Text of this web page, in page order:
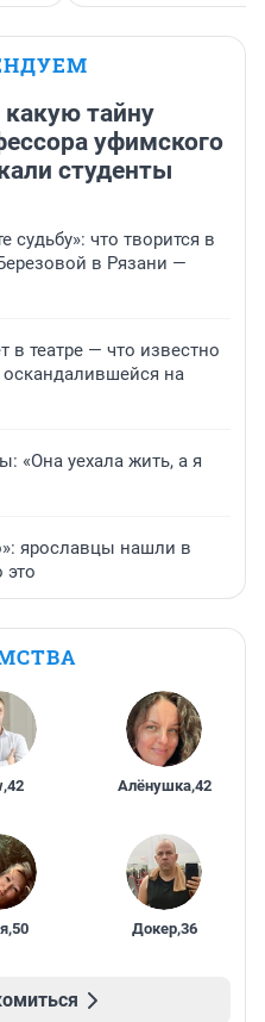
тайну
уфимского
студенты
что творится в
в Рязани —
в театре — что известно
на
«Она уехала жить, а я
ярославцы нашли в
это
,42 Алёнушка,42
,50 Докер,36